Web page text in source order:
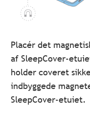
Placér det
af SleepCover-
holder coveret
indbyggede
SleepCover-etuiet.